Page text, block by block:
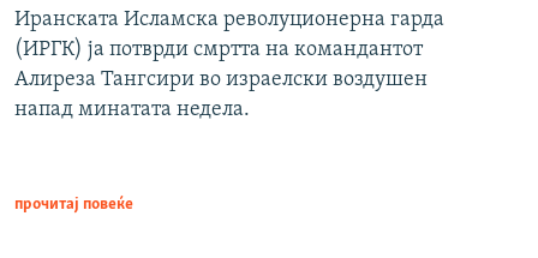
Иранската Исламска револуционерна гарда
(ИРГК) ја потврди смртта на командантот
Алиреза Тангсири во израелски воздушен
напад минатата недела.
прочитај повеќе